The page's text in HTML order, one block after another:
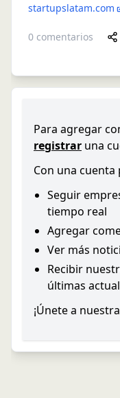
startupslatam.com
0 comentarios
Para agregar
registrar una
Con una cuenta
Seguir
tiempo real
Agregar
Ver más
Recibir
últimas
¡Únete a